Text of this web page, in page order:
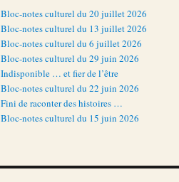
Bloc-notes culturel du 20 juillet 2026
Bloc-notes culturel du 13 juillet 2026
Bloc-notes culturel du 6 juillet 2026
Bloc-notes culturel du 29 juin 2026
Indisponible … et fier de l’être
Bloc-notes culturel du 22 juin 2026
Fini de raconter des histoires …
Bloc-notes culturel du 15 juin 2026